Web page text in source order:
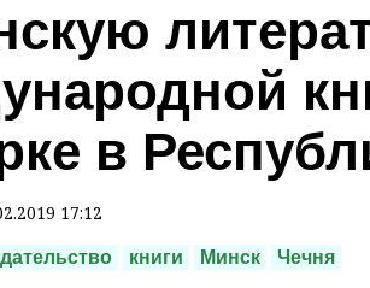
в
17:12
книги Минск Чечня